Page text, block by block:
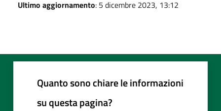
Ultimo aggiornamento: 5 dicembre 2023, 13:12
Quanto sono chiare le informazioni
su questa pagina?